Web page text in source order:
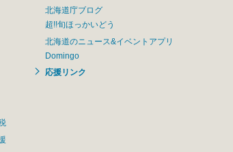
北海道庁ブログ
超!!旬ほっかいどう
北海道のニュース&イベントアプリ
Domingo
応援リンク